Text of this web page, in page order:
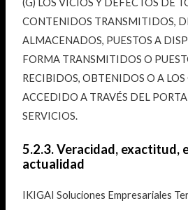
(G) LOS VICIOS Y DEFECTOS DE
CONTENIDOS TRANSMITIDOS,
ALMACENADOS, PUESTOS A
FORMA TRANSMITIDOS O
RECIBIDOS, OBTENIDOS O A LOS
ACCEDIDO A TRAVÉS DEL
SERVICIOS.
5.2.3. Veracidad, exactitud,
actualidad
IKIGAI Soluciones Empresariales